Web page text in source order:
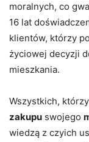
moralnych, co
16 lat
klientów, którzy
życiowej decyzji
mieszkania.
Wszystkich,
zakupu swojego
wiedzą z czyich